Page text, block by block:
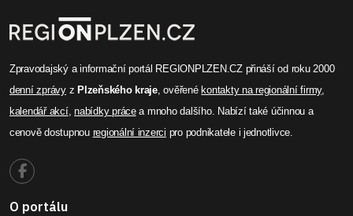
Zpravodajský a informační portál REGIONPLZEN.CZ přináší od roku 2000
denní zprávyz Plzeňského kraje, ověřené kontakty na regionální firmy,
kalendář akcí,nabídky prácea mnoho dalšího. Nabízí také účinnou a
cenově dostupnou regionální inzerci pro podnikatele i jednotlivce.
O portálu